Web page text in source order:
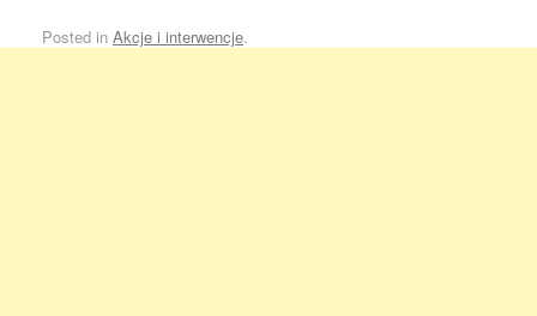
Posted in Akcje i interwencje.